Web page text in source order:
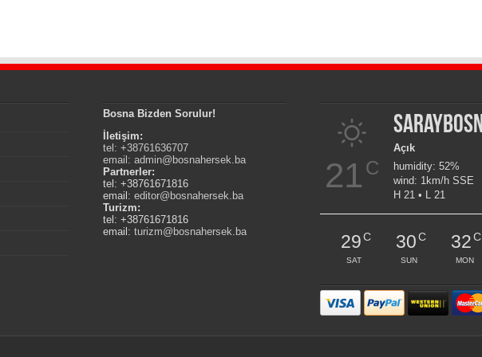
Bosna Bizden Sorulur!
İletişim:
tel: +38761636707
email:admin@bosnahersek.ba
Partnerler:
tel: +38761671816
email:editor@bosnahersek.ba
Turizm:
tel: +38761671816
email:turizm@bosnahersek.ba
21 C
Açık
humidity: 52%
wind: 1km/h SSE
H 21 • L 21
29C
SAT
30C
SUN
32C
MON